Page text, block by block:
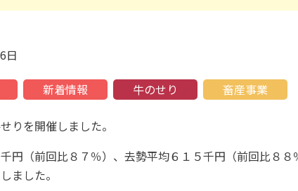
日
新着情報 牛のせり 畜産事業
りを開催しました。
円（前回比８７％）、去勢平均６１５千円（前回比８８
ました。